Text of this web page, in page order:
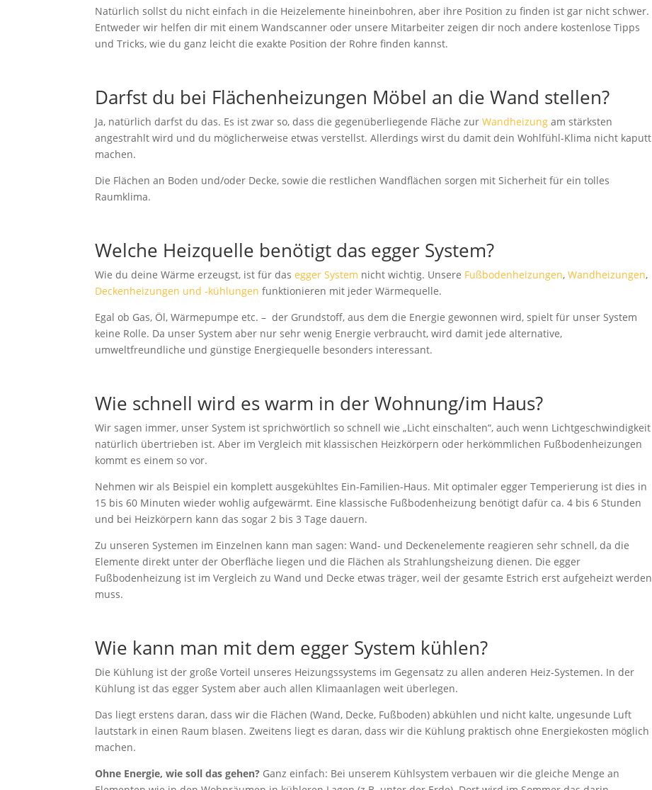
Natürlich sollst du nicht einfach in die Heizelemente hineinbohren, aber ihre Position zu finden ist gar nicht schwer.
Entweder wir helfen dir mit einem Wandscanner oder unsere Mitarbeiter zeigen dir noch andere kostenlose Tipps
und Tricks, wie du ganz leicht die exakte Position der Rohre finden kannst.
Darfst du bei Flächenheizungen Möbel an die Wand stellen?
Ja, natürlich darfst du das. Es ist zwar so, dass die gegenüberliegende Fläche zurWandheizung am stärksten
angestrahlt wird und du möglicherweise etwas verstellst. Allerdings wirst du damit dein Wohlfühl-Klima nicht kaputt
machen.
Die Flächen an Boden und/oder Decke, sowie die restlichen Wandflächen sorgen mit Sicherheit für ein tolles
Raumklima.
Welche Heizquelle benötigt das egger System?
Wie du deine Wärme erzeugst, ist für das egger System nicht wichtig. Unsere Fußbodenheizungen,Wandheizungen,
Deckenheizungen und -kühlungen funktionieren mit jeder Wärmequelle.
Egal ob Gas, Öl, Wärmepumpe etc. – der Grundstoff, aus dem die Energie gewonnen wird, spielt für unser System
keine Rolle. Da unser System aber nur sehr wenig Energie verbraucht, wird damit jede alternative,
umweltfreundliche und günstige Energiequelle besonders interessant.
Wie schnell wird es warm in der Wohnung/im Haus?
Wir sagen immer, unser System ist sprichwörtlich so schnell wie „Licht einschalten“, auch wenn Lichtgeschwindigkeit
natürlich übertrieben ist. Aber im Vergleich mit klassischen Heizkörpern oder herkömmlichen Fußbodenheizungen
kommt es einem so vor.
Nehmen wir als Beispiel ein komplett ausgekühltes Ein-Familien-Haus. Mit optimaler egger Temperierung ist dies in
15 bis 60 Minuten wieder wohlig aufgewärmt. Eine klassische Fußbodenheizung benötigt dafür ca. 4 bis 6 Stunden
und bei Heizkörpern kann das sogar 2 bis 3 Tage dauern.
Zu unseren Systemen im Einzelnen kann man sagen: Wand- und Deckenelemente reagieren sehr schnell, da die
Elemente direkt unter der Oberfläche liegen und die Flächen als Strahlungsheizung dienen. Die egger
Fußbodenheizung ist im Vergleich zu Wand und Decke etwas träger, weil der gesamte Estrich erst aufgeheizt werden
muss.
Wie kann man mit dem egger System kühlen?
Die Kühlung ist der große Vorteil unseres Heizungssystems im Gegensatz zu allen anderen Heiz-Systemen. In der
Kühlung ist das egger System aber auch allen Klimaanlagen weit überlegen.
Das liegt erstens daran, dass wir die Flächen (Wand, Decke, Fußboden) abkühlen und nicht kalte, ungesunde Luft
lautstark in einen Raum blasen. Zweitens liegt es daran, dass wir die Kühlung praktisch ohne Energiekosten möglich
machen.
Ohne Energie, wie soll das gehen? Ganz einfach: Bei unserem Kühlsystem verbauen wir die gleiche Menge an